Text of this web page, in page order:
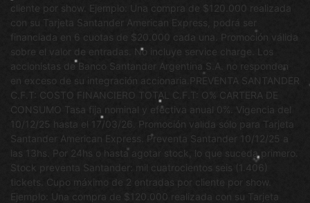
cliente por show. Ejemplo: Una compra de $120.000 realizada
con su Tarjeta Santander American Express, podrá ser
financiada en 6 cuotas de $20.000 cada una. Promoción válida
sobre el valor de entradas. No incluye service charge. Los
accionistas de Banco Santander Argentina S.A. no responden
en exceso de su integración accionaria.PREVENTA SANTANDER
C.F.T: COSTO FINANCIERO TOTAL C.F.T: O% CARTERA DE
CONSUMO Tasa fija nominal y efectiva anual 0%. Vigencia del
10/12/25 hasta el 17/03/26. Promoción valida sólo para Tarjeta
Santander American Express. Preventa Santander 10/12/25 a
las 13hs. Por 24hs o hasta agotar stock, lo que suceda primero.
Stock preventa Santander: mil cuatrocientos seis (1.406)
tickets. Cupo máximo de 2 entradas por cliente por show.
Ejemplo: Una compra de $120.000 realizada con su Tarjeta